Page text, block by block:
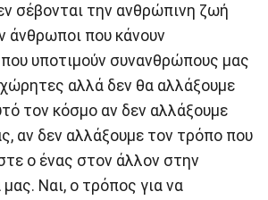
σέβονται την ανθρώπινη ζωή
άνθρωποι που κάνουν
υποτιμούν συνανθρώπους μας
αλλά δεν θα αλλάξουμε
τον κόσμο αν δεν αλλάξουμε
αν δεν αλλάξουμε τον τρόπο που
ο ένας στον άλλον στην
Ναι, ο τρόπος για να